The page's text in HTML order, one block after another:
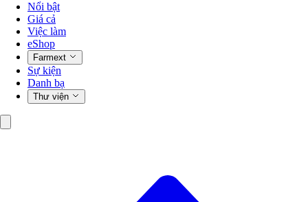
Nổi bật
Giá cả
Việc làm
eShop
Farmext
Sự kiện
Danh bạ
Thư viện